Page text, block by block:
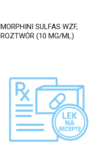
MORPHINI SULFAS WZF,
ROZTWÓR (10 MG/ML)